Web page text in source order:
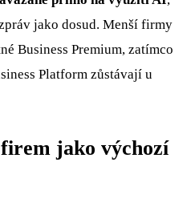
jako dosud. Menší firmy
Business Premium, zatímco
Platform zůstávají u
jako výchozí